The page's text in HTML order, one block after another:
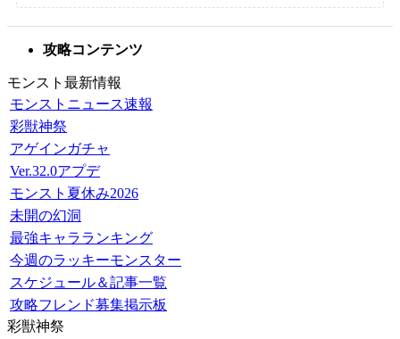
攻略コンテンツ
モンスト最新情報
モンストニュース速報
彩獣神祭
アゲインガチャ
Ver.32.0アプデ
モンスト夏休み2026
未開の幻洞
最強キャラランキング
今週のラッキーモンスター
スケジュール＆記事一覧
攻略フレンド募集掲示板
彩獣神祭